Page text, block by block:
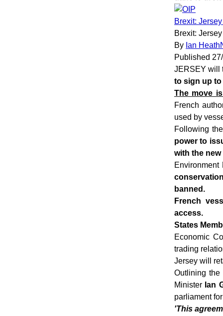
Brexit:
Brexit:
By Ian Heath
Published
JERSEY will
to sign up to
The move
French
used by
Following
power to
with the
banned.
French
access.
States
Economic
trading
Jersey will
Outlining the
Minister Ian
parliament
'This